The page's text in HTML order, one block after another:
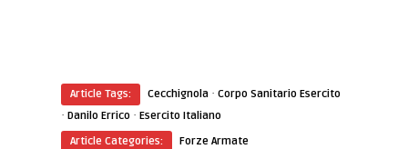
Article Tags: Cecchignola ·Corpo Sanitario Esercito
·Danilo Errico ·Esercito Italiano
Article Categories:
Forze Armate